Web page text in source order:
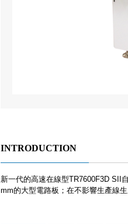
INTRODUCTION
新一代的高速在線型TR7600F3D SII
mm的大型電路板；在不影響生產線